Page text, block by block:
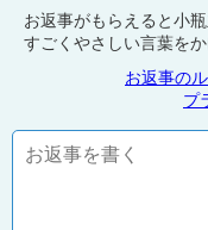
お返事がもらえると小
すごくやさしい言葉を
お返事の
プ